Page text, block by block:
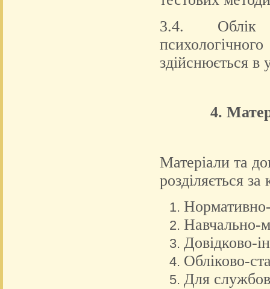
3.4. Облік
здійснюється в
4.
Матеріали та
розділяється за
Навчально-
Довідково-
Обліково-
Для